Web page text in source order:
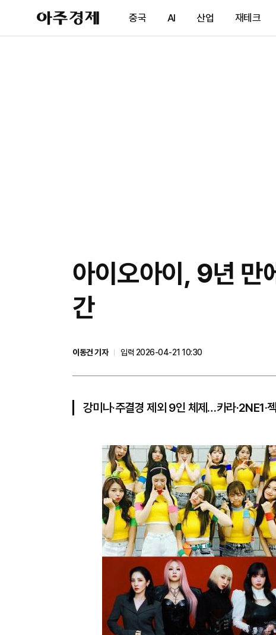
아
주
제
중국 AI 산업 재테크
아이오아이, 9년 만
간
이동건 기자
입력 2026-04-21 10:30
강미나·주결경 제외 9인 체제…카라·2NE1·